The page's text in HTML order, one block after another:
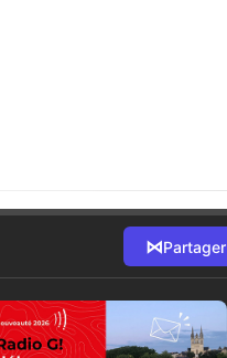
⋈Partager